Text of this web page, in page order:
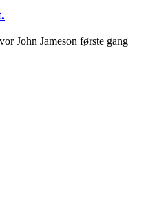
John Jameson første gang